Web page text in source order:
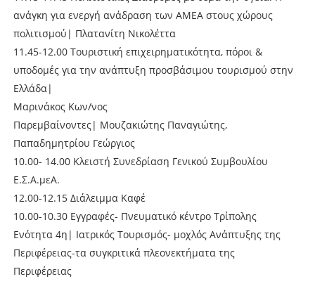
ανάγκη για ενεργή ανάδραση των ΑΜΕΑ στους χώρους
πολιτισμού| Πλατανίτη Νικολέττα
11.45-12.00 Τουριστική επιχειρηματικότητα, πόροι &
υποδομές για την ανάπτυξη προσβάσιμου τουρισμού στην
Ελλάδα|
Μαρινάκος Κων/νος
Παρεμβαίνοντες| Μουζακιώτης Παναγιώτης,
Παπαδημητρίου Γεώργιος
10.00- 14.00 Κλειστή Συνεδρίαση Γενικού Συμβουλίου
Ε.Σ.Α.μεΑ.
12.00-12.15 Διάλειμμα Καφέ
10.00-10.30 Εγγραφές- Πνευματικό κέντρο Τρίπολης
Ενότητα 4η| Ιατρικός Τουρισμός- μοχλός Ανάπτυξης της
Περιφέρειας-τα συγκριτικά πλεονεκτήματα της
Περιφέρειας